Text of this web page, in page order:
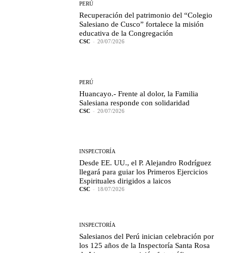
PERÚ
Recuperación del patrimonio del “Colegio
Salesiano de Cusco” fortalece la misión
educativa de la Congregación
CSC - 20/07/2026
PERÚ
Huancayo.- Frente al dolor, la Familia
Salesiana responde con solidaridad
CSC - 20/07/2026
INSPECTORÍA
Desde EE. UU., el P. Alejandro Rodríguez
llegará para guiar los Primeros Ejercicios
Espirituales dirigidos a laicos
CSC - 18/07/2026
INSPECTORÍA
Salesianos del Perú inician celebración por
los 125 años de la Inspectoría Santa Rosa